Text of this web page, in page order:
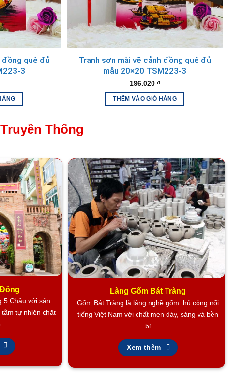
nghề lâu đời. Mỗi tác phẩm là sự kết hợp tinh tế giữa kỹ thuật
khéo léo để tạo nên một bề mặt tranh bóng bẩy, có chiều
đồng quê đủ
3
Tranh sơn mài vẽ cảnh đồng quê đủ
mẫu 20×20 TSM223-3
196.020 ₫
THÊM VÀO GIỎ HÀNG
Thống
5 Châu với sản
tự nhiên chất
Làng Gốm Bát Tràng
Gốm Bát Tràng là làng nghề gốm thủ công nổi
tiếng Việt Nam với chất men dày, sáng và bền
bỉ
Xem thêm